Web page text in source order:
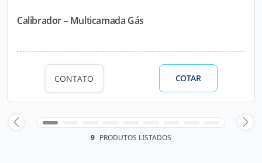
Calibrador – Multicamada Gás
CONTATO COTAR
9 PRODUTOS LISTADOS